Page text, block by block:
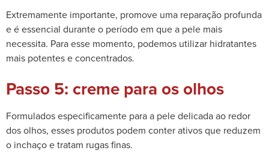
Extremamente importante, promove uma reparação profunda
e é essencial durante o período em que a pele mais
necessita. Para esse momento, podemos utilizar hidratantes
mais potentes e concentrados.
Passo 5: creme para os olhos
Formulados especificamente para a pele delicada ao redor
dos olhos, esses produtos podem conter ativos que reduzem
o inchaço e tratam rugas finas.